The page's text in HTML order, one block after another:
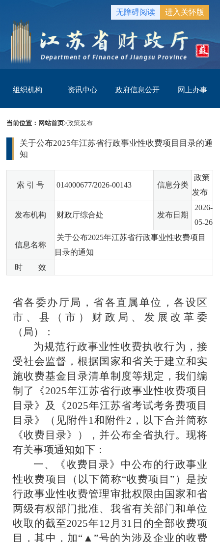
无障碍阅读 进入关怀版
组织机构 资讯中心 政府信息公开 网上办事
当前位置： 网站首页>政策发布
关于公布2025年江苏省行政事业性收费项目目录的通
知
索 引 号 014000677/2026-00143 信息分类
政策
发布
发布机构 财政厅综合处 发布日期
2026-
05-26
信息名称
关于公布2025年江苏省行政事业性收费项目
目录的通知
时 效
省各委办厅局，省各直属单位，各设区
市、县（市）财政局、发展改革委
（局）：
为规范行政事业性收费执收行为，接
受社会监督，根据国家和省关于建立和实
施收费基金目录清单制度等规定，我们编
制了《2025年江苏省行政事业性收费项目
目录》及《2025年江苏省考试考务费项目
目录》（见附件1 和附件2 ，以下合并简称
《收费目录》），并公布全省执行。现将
有关事项通知如下：
一、《收费目录》中公布的行政事业
性收费项目（以下简称“收费项目 ” ）是按
行政事业性收费管理审批权限由国家和省
两级有权部门批准、我省有关部门和单位
收取的截至2025年12 月 31 日的全部收费项
目，其中，加“ ▲ ”号的为涉及企业的收费